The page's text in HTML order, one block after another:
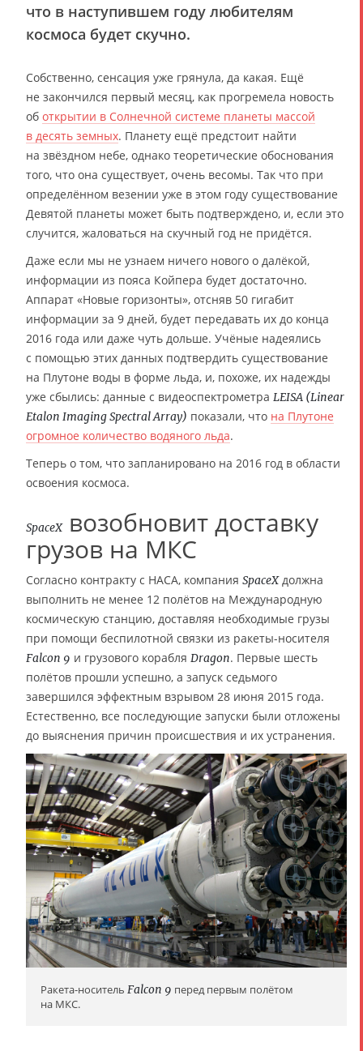
что в наступившем году любителям
космоса будет скучно.
Собственно, сенсация уже грянула, да какая. Ещё
не закончился первый месяц, как прогремела новость
об открытии в Солнечной системе планеты массой
в десять земных. Планету ещё предстоит найти
на звёздном небе, однако теоретические обоснования
того, что она существует, очень весомы. Так что при
определённом везении уже в этом году существование
Девятой планеты может быть подтверждено, и, если это
случится, жаловаться на скучный год не придётся.
Даже если мы не узнаем ничего нового о далёкой,
информации из пояса Койпера будет достаточно.
Аппарат «Новые горизонты», отсняв 50 гигабит
информации за 9 дней, будет передавать их до конца
2016 года или даже чуть дольше. Учёные надеялись
с помощью этих данных подтвердить существование
на Плутоне воды в форме льда, и, похоже, их надежды
уже сбылись: данные с видеоспектрометра LEISA (Linear
Etalon Imaging Spectral Array) показали, что на Плутоне
огромное количество водяного льда.
Теперь о том, что запланировано на 2016 год в области
освоения космоса.
SpaceXвозобновит доставку
грузов на МКС
Согласно контракту с НАСА, компания SpaceXдолжна
выполнить не менее 12 полётов на Международную
космическую станцию, доставляя необходимые грузы
при помощи беспилотной связки из ракеты-носителя
Falcon 9 и грузового корабля Dragon. Первые шесть
полётов прошли успешно, а запуск седьмого
завершился эффектным взрывом 28 июня 2015 года.
Естественно, все последующие запуски были отложены
до выяснения причин происшествия и их устранения.
Ракета-носитель Falcon 9 перед первым полётом
на МКС.